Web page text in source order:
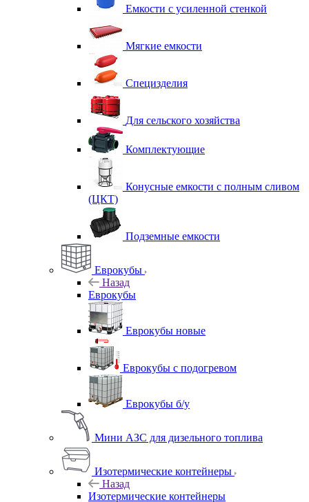
Емкости с усиленной стенкой
Мягкие емкости
Специзделия
Для сельского хозяйства
Комплектующие
Конусные емкости с полным сливом
(ЦКТ)
Подземные емкости
Еврокубы
Назад
Еврокубы
Еврокубы новые
Еврокубы с подогревом
Еврокубы б/у
Мини АЗС для дизельного топлива
Изотермические контейнеры
Назад
Изотермические контейнеры